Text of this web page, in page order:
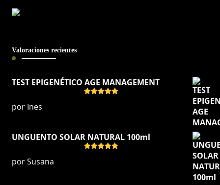
Valoraciones recientes
TEST EPIGENÉTICO AGE MANAGEMENT
por Ines
UNGUENTO SOLAR NATURAL 100ml
por Susana